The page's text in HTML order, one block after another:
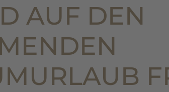
AUF DEN